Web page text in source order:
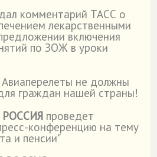
комментарий ТАСС о
лекарственными
включения
по ЗОЖ в уроки
не должны
граждан нашей страны!
проведет
конференцию на тему
и пенсии"